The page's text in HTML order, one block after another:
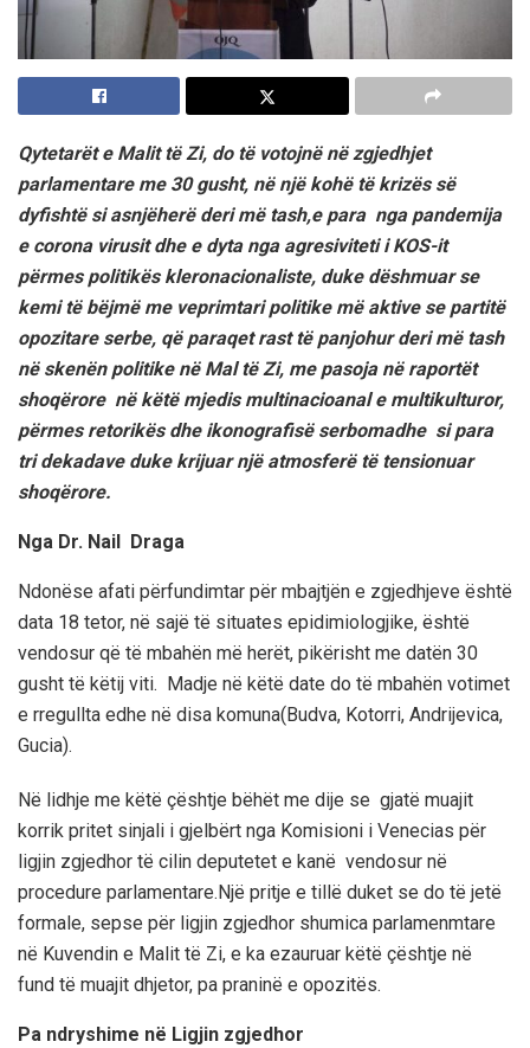
Qytetarët e Malit të Zi, do të votojnë në zgjedhjet
parlamentare me 30 gusht, në një kohë të krizës së
dyfishtë si asnjëherë deri më tash,e para nga pandemija
e corona virusit dhe e dyta nga agresiviteti i KOS-it
përmes politikës kleronacionaliste, duke dëshmuar se
kemi të bëjmë me veprimtari politike më aktive se partitë
opozitare serbe, që paraqet rast të panjohur deri më tash
në skenën politike në Mal të Zi, me pasoja në raportët
shoqërore në këtë mjedis multinacioanal e multikulturor,
përmes retorikës dhe ikonografisë serbomadhe si para
tri dekadave duke krijuar një atmosferë të tensionuar
shoqërore.
Nga Dr. Nail Draga
Ndonëse afati përfundimtar për mbajtjën e zgjedhjeve është
data 18 tetor, në sajë të situates epidimiologjike, është
vendosur që të mbahën më herët, pikërisht me datën 30
gusht të këtij viti. Madje në këtë date do të mbahën votimet
e rregullta edhe në disa komuna(Budva, Kotorri, Andrijevica,
Gucia).
Në lidhje me këtë çështje bëhët me dije se gjatë muajit
korrik pritet sinjali i gjelbërt nga Komisioni i Venecias për
ligjin zgjedhor të cilin deputetet e kanë vendosur në
procedure parlamentare.Një pritje e tillë duket se do të jetë
formale, sepse për ligjin zgjedhor shumica parlamenmtare
në Kuvendin e Malit të Zi, e ka ezauruar këtë çështje në
fund të muajit dhjetor, pa praninë e opozitës.
Pa ndryshime në Ligjin zgjedhor